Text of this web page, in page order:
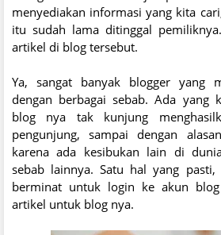
menyediakan informasi yang kita
itu sudah lama ditinggal
artikel di blog tersebut.
Ya, sangat banyak blogger yang
dengan berbagai sebab. Ada yang
blog nya tak kunjung
pengunjung, sampai dengan
karena ada kesibukan lain di
sebab lainnya. Satu hal yang
berminat untuk login ke akun
artikel untuk blog nya.